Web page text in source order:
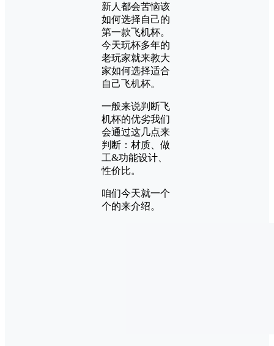
新人都会苦恼该
如何选择自己的
第一款飞机杯。
今天玩杯多年的
老玩家就来教大
家如何选择适合
自己飞机杯。
一般来说判断飞
机杯的优劣我们
会通过这几点来
判断：材质、做
工&功能设计、
性价比。
咱们今天就一个
个的来介绍。